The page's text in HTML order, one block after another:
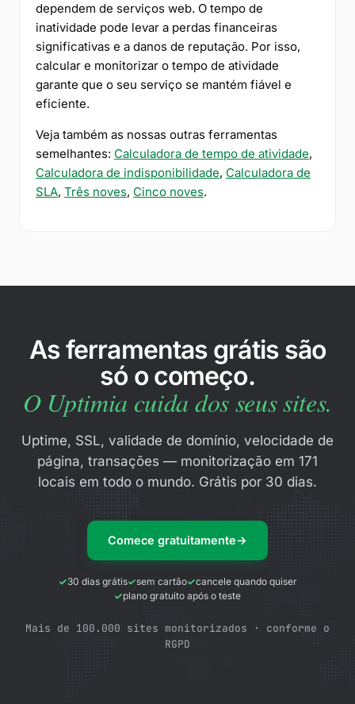
dependem de serviços web. O tempo de
inatividade pode levar a perdas financeiras
significativas e a danos de reputação. Por isso,
calcular e monitorizar o tempo de atividade
garante que o seu serviço se mantém fiável e
eficiente.
Veja também as nossas outras ferramentas
semelhantes: Calculadora de tempo de atividade,
Calculadora de indisponibilidade, Calculadora de
SLA, Três noves, Cinco noves.
As ferramentas grátis são
só o começo.
O Uptimia cuida dos seus sites.
Uptime, SSL, validade de domínio, velocidade de
página, transações — monitorização em 171
locais em todo o mundo. Grátis por 30 dias.
Comece gratuitamente→
30 dias grátis sem cartão
cancele quando quiser
plano gratuito após o teste
Mais de 100.000 sites monitorizados · conforme o
RGPD